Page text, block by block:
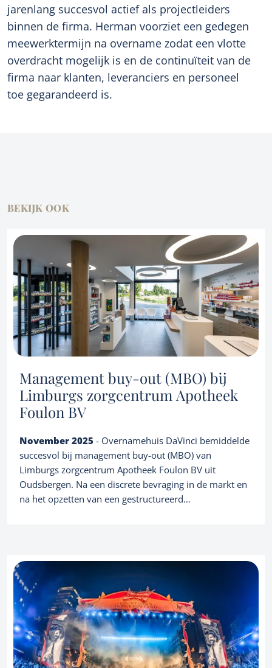
Diensten
Overnamebemiddeling en advies
Familiale opvolging
Corporate finance consultancy
Owner buyout
Over ons
Over ons
Referenties
Nieuws
NL Let's talk
jarenlang succesvol actief als projectleiders
binnen de firma. Herman voorziet een gedegen
meewerktermijn na overname zodat een vlotte
overdracht mogelijk is en de continuïteit van de
firma naar klanten, leveranciers en personeel
toe gegarandeerd is.
BEKIJK OOK
Management buy-out (MBO) bij
Limburgs zorgcentrum Apotheek
Foulon BV
November 2025 - Overnamehuis DaVinci bemiddelde
succesvol bij management buy-out (MBO) van
Limburgs zorgcentrum Apotheek Foulon BV uit
Oudsbergen. Na een discrete bevraging in de markt en
na het opzetten van een gestructureerd
gegarandeerd. Apotheek Foulon werd recent
omgedoopt naar Apotheek Leenders maar met het
bestaand vertrouwd team op post.